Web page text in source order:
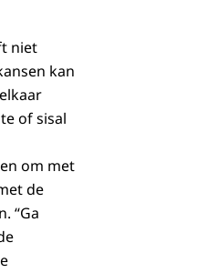
niet
kan
of sisal
om met
de
“Ga